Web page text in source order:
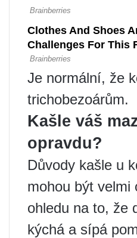
Je normální, že
trichobezoárům.
Kašle váš
opravdu?
Důvody kašle u
mohou být velmi
ohledu na to, že
kýchá a sípá